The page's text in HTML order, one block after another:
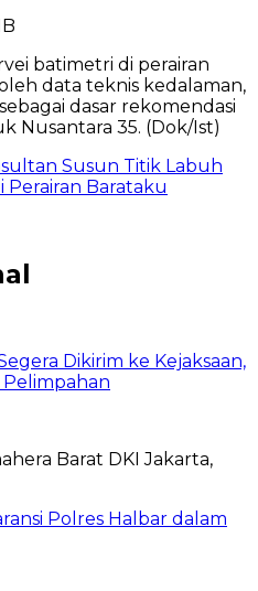
Susun Titik Labuh
Perairan Barataku
Dikirim ke Kejaksaan,
Polres Halbar dalam